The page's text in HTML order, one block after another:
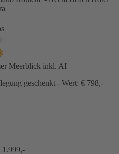
Meerblick inkl. AI
geschenkt - Wert: € 798,-
1.999,-